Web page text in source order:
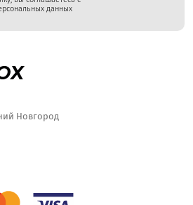
данных
Новгород